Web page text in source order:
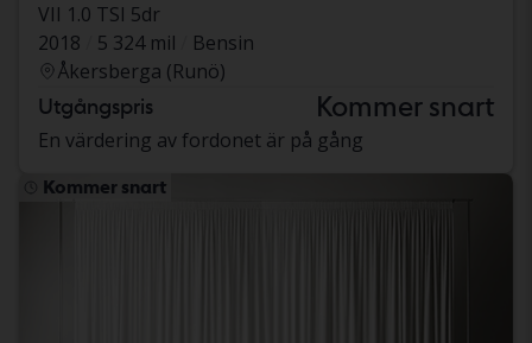
VII 1.0 TSI 5dr
2018
5 324 mil
Bensin
Åkersberga (Runö)
Utgångspris Kommer snart
En värdering av fordonet är på gång
Kommer snart